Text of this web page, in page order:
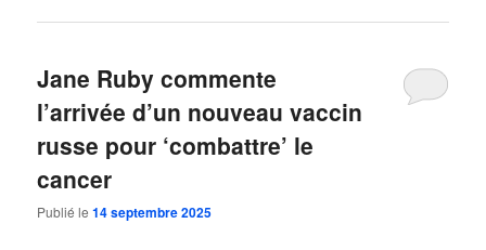
Jane Ruby commente
l’arrivée d’un nouveau vaccin
russe pour ‘combattre’ le
cancer
Publié le14 septembre 2025